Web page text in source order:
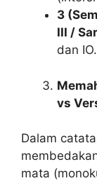
3
III /
dan IO.
vs
Dalam
mata